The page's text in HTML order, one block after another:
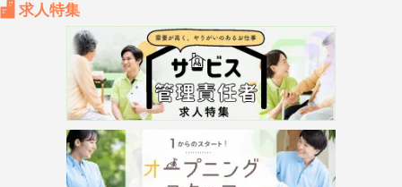
求人特集